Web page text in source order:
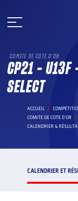
au
COMITE DE COTE D'OR
CP21 - U13F
SELECT
ACCUEIL
COMITE DE COTE D'OR
CALENDRIER &
CALENDRIER ET